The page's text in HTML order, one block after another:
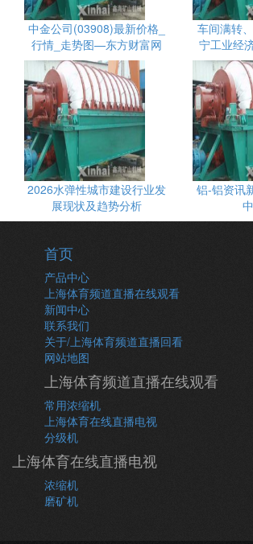
中金公司(03908)最新价格_
行情_走势图—东方财富网
车间满转
宁工业经
2026水弹性城市建设行业发
展现状及趋势分析
铝-铝资讯
首页
产品中心
上海体育频道直播在线观看
新闻中心
联系我们
关于/上海体育频道直播回看
网站地图
上海体育频道直播在线观看
常用浓缩机
上海体育在线直播电视
分级机
上海体育在线直播电视
浓缩机
磨矿机